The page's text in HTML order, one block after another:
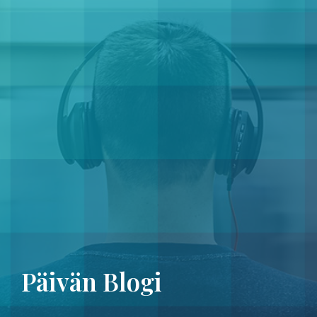
Päivän Blogi